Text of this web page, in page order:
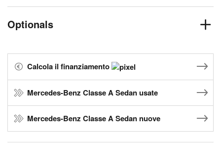
Optionals
Calcola il finanziamento
Mercedes-Benz Classe A Sedan usate
Mercedes-Benz Classe A Sedan nuove